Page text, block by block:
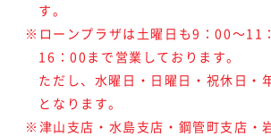
す。
※ローンプラザは土曜日も9：00～11
16：00まで営業しております。
ただし、水曜日・日曜日・祝休日・
となります。
※津山支店・水島支店・鋼管町支店・